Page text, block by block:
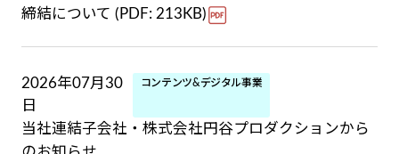
締結について (PDF: 213KB)
2026年07月30
日
コンテンツ&デジタル事業
当社連結子会社・株式会社円谷プロダクションから